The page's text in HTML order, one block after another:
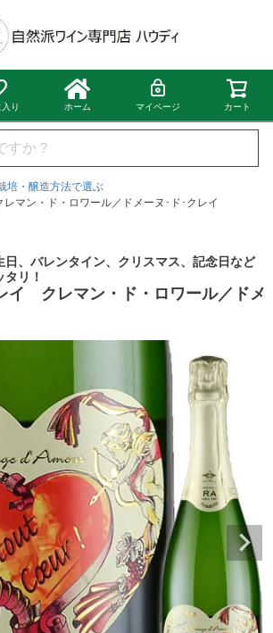
り ホーム マイページ カート
培・醸造方法で選ぶ
マン・ド・ロワール／ドメーヌ･ド･クレイ
日、バレンタイン、クリスマス、記念日など
リ！
イ クレマン・ド・ロワール／ドメ